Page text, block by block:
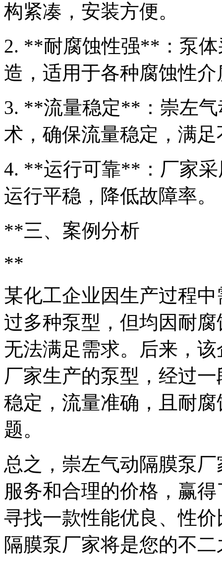
构紧凑，安装方便。
2. **耐腐蚀性强**：泵
造，适用于各种腐蚀性
3. **流量稳定**：崇左
术，确保流量稳定，满
4. **运行可靠**：厂家
运行平稳，降低故障率。
**三、案例分析
**
某化工企业因生产过程
过多种泵型，但均因耐
无法满足需求。后来，
厂家生产的泵型，经过
稳定，流量准确，且耐
题。
总之，崇左气动隔膜泵
服务和合理的价格，赢
寻找一款性能优良、性
隔膜泵厂家将是您的不